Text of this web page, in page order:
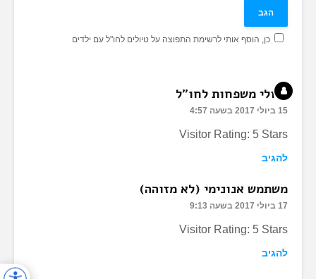
כן, הוסף אותי לרשימת התפוצה על טיולים לחו"ל עם ילדים
טיולי משפחות לחו"ל
15 ביולי 2017 בשעה 4:57
Visitor Rating: 5 Stars
להגיב
משתמש אנונימי (לא מזוהה)
17 ביולי 2017 בשעה 9:13
Visitor Rating: 5 Stars
להגיב